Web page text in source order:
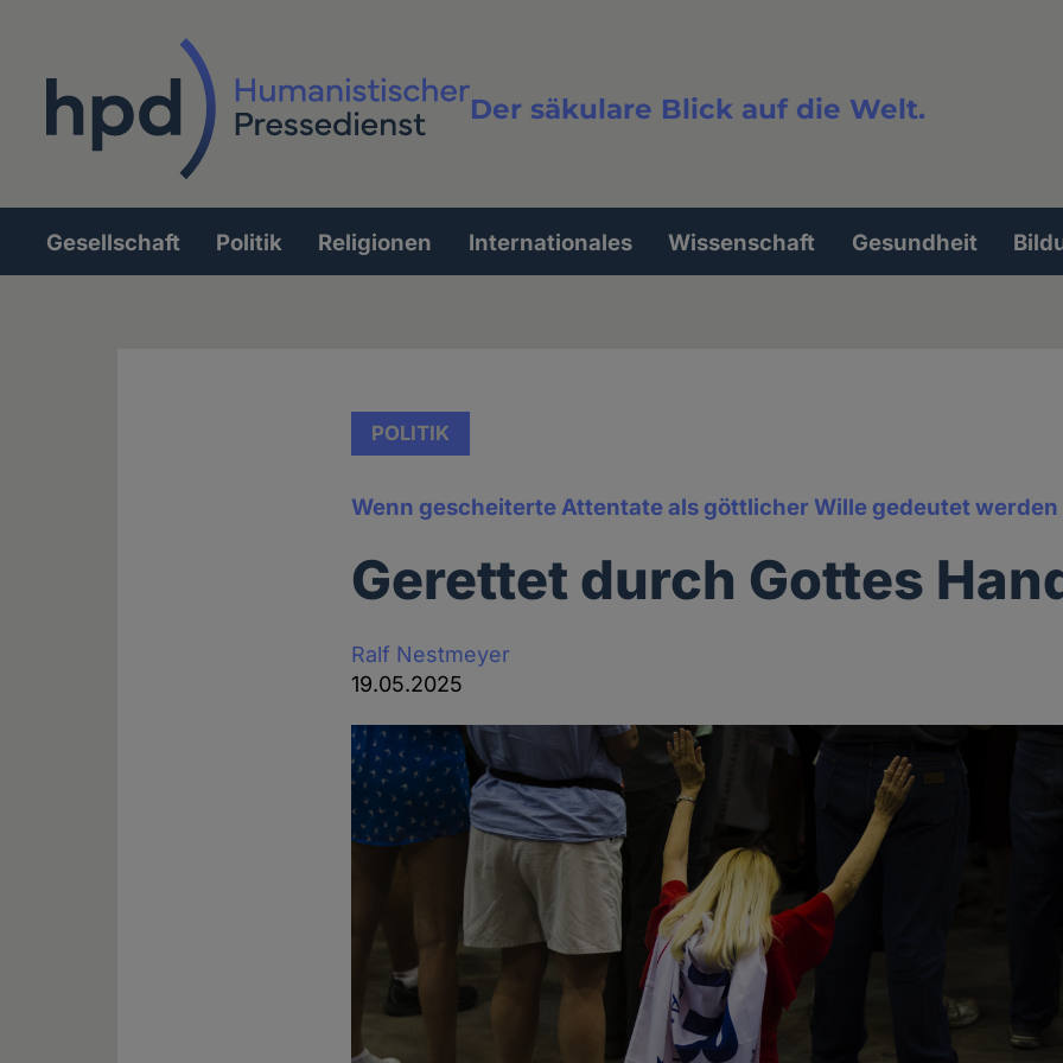
Der säkulare Blick auf die Welt.
Volltextsuche
Hauptnavigation
Gesellschaft Politik Religionen Internationales Wissenschaft Gesundheit
POLITIK
Wenn gescheiterte Attentate als göttlicher Wille gedeutet werden
Gerettet durch Gottes
Ralf Nestmeyer
19.05.2025